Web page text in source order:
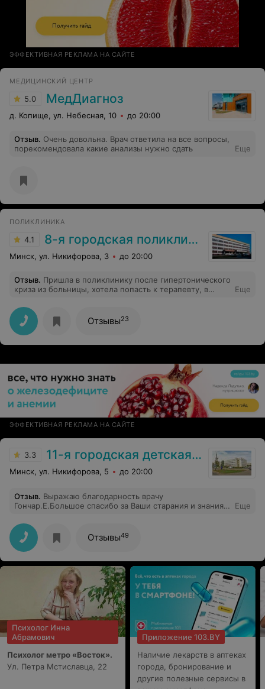
ЭФФЕКТИВНАЯ РЕКЛАМА НА САЙТЕ
МЕДИЦИНСКИЙ ЦЕНТР
5.0 МедДиагноз
д. Копище, ул. Небесная, 10 до 20:00
Отзыв. Очень довольна. Врач ответила на все вопросы,
порекомендовала какие анализы нужно сдать
Еще
ПОЛИКЛИНИКА
4.1 8-я городская поликлиника
Минск, ул. Никифорова, 3 до 20:00
Отзыв. Пришла в поликлинику после гипертонического
криза из больницы, хотела попасть к терапевту, в
чувствуете как и сказали приходите в субботу к
дежурному терапевту, хотя мне надо было попасть к
терапевту и взять больничный по настоянию
кардиолога в больнице, спасибо за заботу
Еще
Отзывы23
ЭФФЕКТИВНАЯ РЕКЛАМА НА САЙТЕ
3.3 11-я городская детская поликлиника
Минск, ул. Никифорова, 5 до 20:00
Отзыв. Выражаю благодарность врачу
Гончар.Е.Большое спасибо за Ваши старания и знания,
понимание, за Ваш профессионализм и мастерство.
Еще
Отзывы49
Психолог Инна
Абрамович
Психолог метро «Восток».
Ул. Петра Мстиславца, 22
Приложение 103.BY
Наличие лекарств в аптеках
города, бронирование и
другие полезные сервисы в